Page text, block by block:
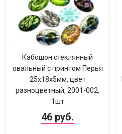
Кабошон стеклянный
овальный с принтом Перья
25х18х5мм, цвет
разноцветный, 2001-002,
1шт
46 руб.